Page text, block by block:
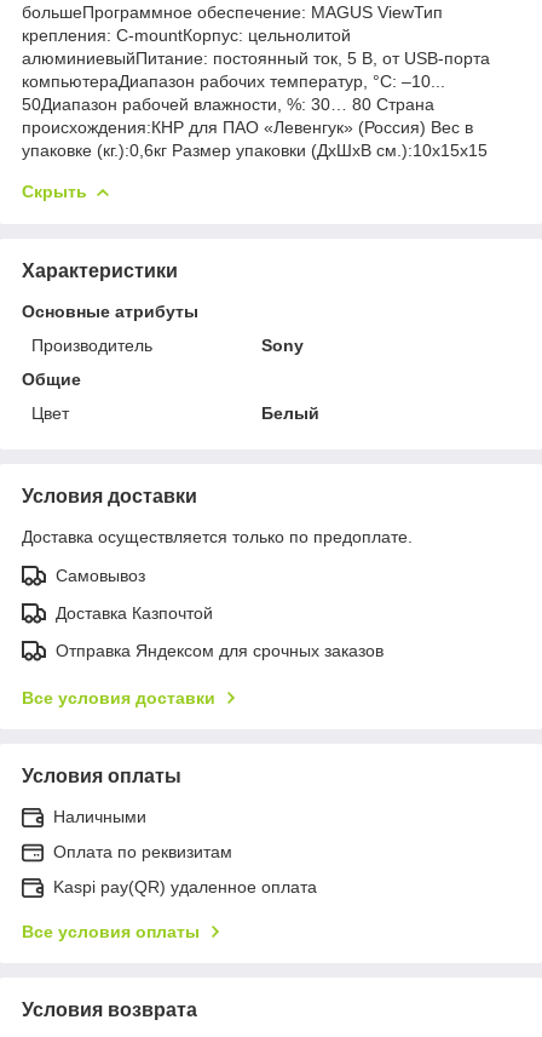
большеПрограммное обеспечение: MAGUS ViewТип
крепления: C-mountКорпус: цельнолитой
алюминиевыйПитание: постоянный ток, 5 В, от USB-порта
компьютераДиапазон рабочих температур, °С: –10...
50Диапазон рабочей влажности, %: 30… 80 Страна
происхождения:КНР для ПАО «Левенгук» (Россия) Вес в
упаковке (кг.):0,6кг Размер упаковки (ДхШхВ см.):10x15x15
Скрыть
Характеристики
Основные атрибуты
Производитель
Sony
Общие
Цвет
Белый
Условия доставки
Доставка осуществляется только по предоплате.
Самовывоз
Доставка Казпочтой
Отправка Яндексом для срочных заказов
Все условия доставки
Условия оплаты
Наличными
Оплата по реквизитам
Kaspi pay(QR) удаленное оплата
Все условия оплаты
Условия возврата